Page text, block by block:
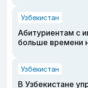
Узбекистан
Абитуриентам с
больше времени
Узбекистан
В Узбекистане